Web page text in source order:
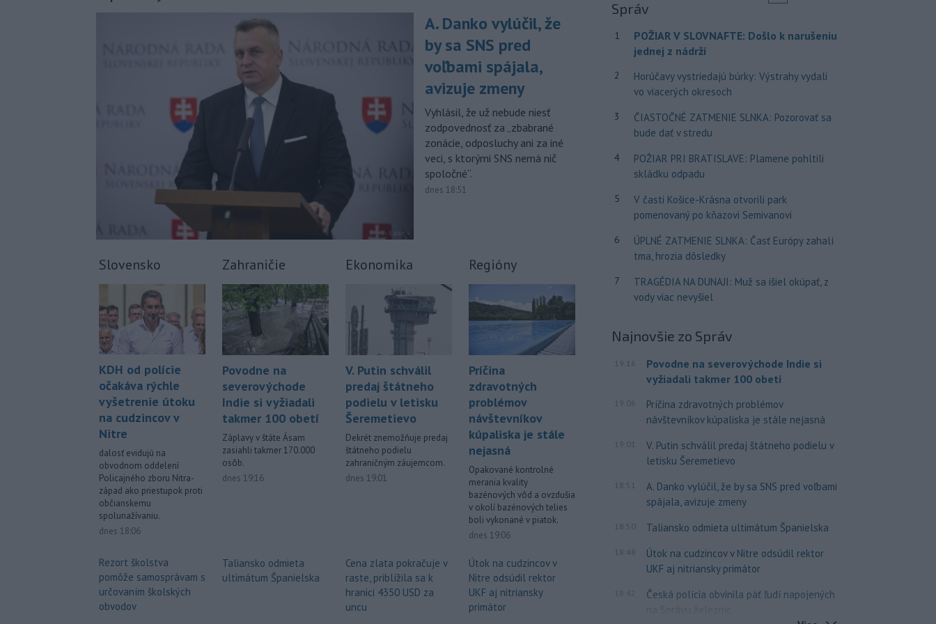
podala v súvislosti s určením
volebných
obvodov celkovo osem
protestov prokurátora, a to proti
piatim uzneseniam mestských
zastupiteľstiev a trom uzneseniam
zastupiteľstiev samosprávnych krajov.
08:41 - Predseda Národnej rady SR
Richard Raši (Hlas-SD) odsudzuje
útok na mladých ľudí zo zahraničia,
ktorý sa stal v Nitre. Verí, že polícia
páchateľov nájde a za tento čin
ponesú následky.
A. Danko vylúčil, že
by sa SNS pred
voľbami spájala,
avizuje zmeny
Vyhlásil, že už nebude niesť
zodpovednosť za „zbabrané
zonácie, odposluchy ani za iné
veci, s ktorými SNS nemá nič
spoločné“.
dnes 18:51
Slovensko
KDH od polície
očakáva rýchle
vyšetrenie útoku
na cudzincov v
Nitre
dalosť evidujú na
obvodnom oddelení
Policajného zboru Nitra-
západ ako priestupok proti
občianskemu
spolunažívaniu.
dnes 18:06
Rezort školstva
pomôže samosprávam s
určovaním školských
obvodov
Zahraničie
Povodne na
severovýchode
Indie si vyžiadali
takmer 100 obetí
Záplavy v štáte Ásam
zasiahli takmer 170.000
osôb.
dnes 19:16
Taliansko odmieta
ultimátum Španielska
Ekonomika
V. Putin schválil
predaj štátneho
podielu v letisku
Šeremetievo
Dekrét znemožňuje predaj
štátneho podielu
zahraničným záujemcom.
dnes 19:01
Cena zlata pokračuje v
raste, priblížila sa k
hranici 4350 USD za
uncu
Regióny
Príčina
zdravotných
problémov
návštevníkov
kúpaliska je stále
nejasná
Opakované kontrolné
merania kvality
bazénových vôd a ovzdušia
v okolí bazénových telies
boli vykonané v piatok.
dnes 19:06
Útok na cudzincov v
Nitre odsúdil rektor
UKF aj nitriansky
primátor
Správ
1
POŽIAR V SLOVNAFTE: Došlo k narušeniu
jednej z nádrží
2
Horúčavy vystriedajú búrky: Výstrahy vydali
vo viacerých okresoch
3
ČIASTOČNÉ ZATMENIE SLNKA: Pozorovať sa
bude dať v stredu
4
POŽIAR PRI BRATISLAVE: Plamene pohltili
skládku odpadu
5
V časti Košice-Krásna otvorili park
pomenovaný po kňazovi Semivanovi
6
ÚPLNÉ ZATMENIE SLNKA: Časť Európy zahalí
tma, hrozia dôsledky
7
TRAGÉDIA NA DUNAJI: Muž sa išiel okúpať, z
vody viac nevyšiel
Najnovšie zo Správ
19:16
Povodne na severovýchode Indie si
vyžiadali takmer 100 obetí
19:06
Príčina zdravotných problémov
návštevníkov kúpaliska je stále nejasná
19:01
V. Putin schválil predaj štátneho podielu v
letisku Šeremetievo
18:51
A. Danko vylúčil, že by sa SNS pred voľbami
spájala, avizuje zmeny
18:50 Taliansko odmieta ultimátum Španielska
18:48
Útok na cudzincov v Nitre odsúdil rektor
UKF aj nitriansky primátor
Česká polícia obvinila päť ľudí napojených
na Správu železníc